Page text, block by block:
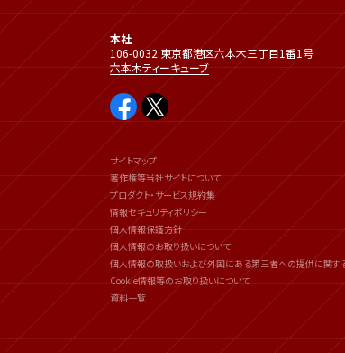
本社
106-0032 東京都港区六本木三丁目1番1号
六本木ティーキューブ
サイトマップ
著作権等当社サイトについて
プロダクト・サービス規約集
情報セキュリティポリシー
個人情報保護方針
個人情報のお取り扱いについて
個人情報の取扱いおよび外国にある第三者への提供に関す
Cookie情報等のお取り扱いについて
資料一覧